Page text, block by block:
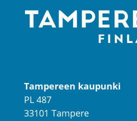
Tampereen kaupunki
PL 487
33101 Tampere